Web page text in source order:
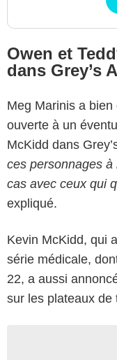
Owen et
dans Grey’s
Meg Marinis a
ouverte à un
McKidd dans
ces personnages à
cas avec ceux qui
expliqué.
Kevin McKidd, qui
série médicale,
22, a aussi
sur les plateaux de